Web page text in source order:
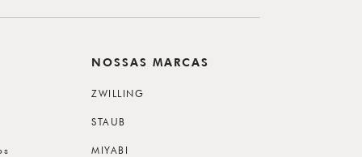
NOSSAS MARCAS
ZWILLING
STAUB
MIYABI